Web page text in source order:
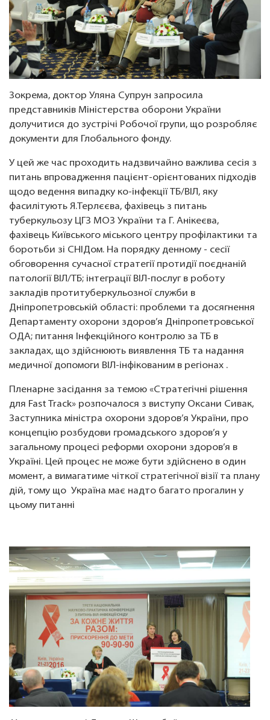
Зокрема, доктор Уляна Супрун запросила
представників Міністерства оборони України
долучитися до зустрічі Робочої групи, що розробляє
документи для Глобального фонду.
У цей же час проходить надзвичайно важлива сесія з
питань впровадження пацієнт-орієнтованих підходів
щодо ведення випадку ко-інфекції ТБ/ВІЛ, яку
фасилітують Я.Терлєєва, фахівець з питань
туберкульозу ЦГЗ МОЗ України та Г. Анікеєва,
фахівець Київського міського центру профілактики та
боротьби зі СНІДом. На порядку денному - сесії
обговорення сучасної стратегії протидії поєднаній
патології ВІЛ/ТБ; інтеграції ВІЛ-послуг в роботу
закладів протитуберкульозної служби в
Дніпропетровській області: проблеми та досягнення
Департаменту охорони здоров’я Дніпропетровської
ОДА; питання Інфекційного контролю за ТБ в
закладах, що здійснюють виявлення ТБ та надання
медичної допомоги ВІЛ-інфікованим в регіонах .
Пленарне засідання за темою «Стратегічні рішення
для Fast Track» розпочалося з виступу Оксани Сивак,
Заступника міністра охорони здоров’я України, про
концепцію розбудови громадського здоров’я у
загальному процесі реформи охорони здоров’я в
Україні. Цей процес не може бути здійснено в один
момент, а вимагатиме чіткої стратегічної візії та плану
дій, тому що Україна має надто багато прогалин у
цьому питанні